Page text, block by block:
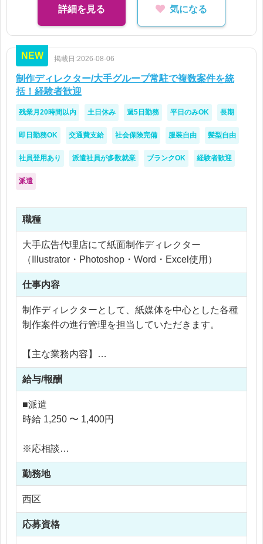
詳細を見る 気になる
NEW 掲載日:2026-08-06
制作ディレクター/大手グループ常駐で複数案件を統
括！経験者歓迎
残業月20時間以内 土日休み 週5日勤務 平日のみOK 長期
即日勤務OK 交通費支給 社会保険完備 服装自由 髪型自由
社員登用あり 派遣社員が多数就業 ブランクOK 経験者歓迎
派遣
職種
大手広告代理店にて紙面制作ディレクター
（Illustrator・Photoshop・Word・Excel使用）
仕事内容
制作ディレクターとして、紙媒体を中心とした各種
制作案件の進行管理を担当していただきます。
【主な業務内容】
・クライアント、営業担当、協力会社との折衝・調
整業務
・制作スケジュールの設計および進行管理
・品質管理および納品対応
・デザイナーや制作スタッフとの連携・ディレクシ
【担当制作物例】
・商品カタログ
・各種チラシ
・DM（ダイレクトメール）
・流通チラシ など
給与/報酬
■派遣
時給 1,250 〜 1,400円
※応相談
※ご経験により優遇
※交通費支給
※残業代全額支給
勤務地
西区
応募資格